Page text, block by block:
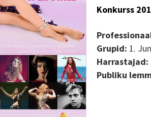
Konkurss
Grupid: 1.
Harrastajad:
Publiku